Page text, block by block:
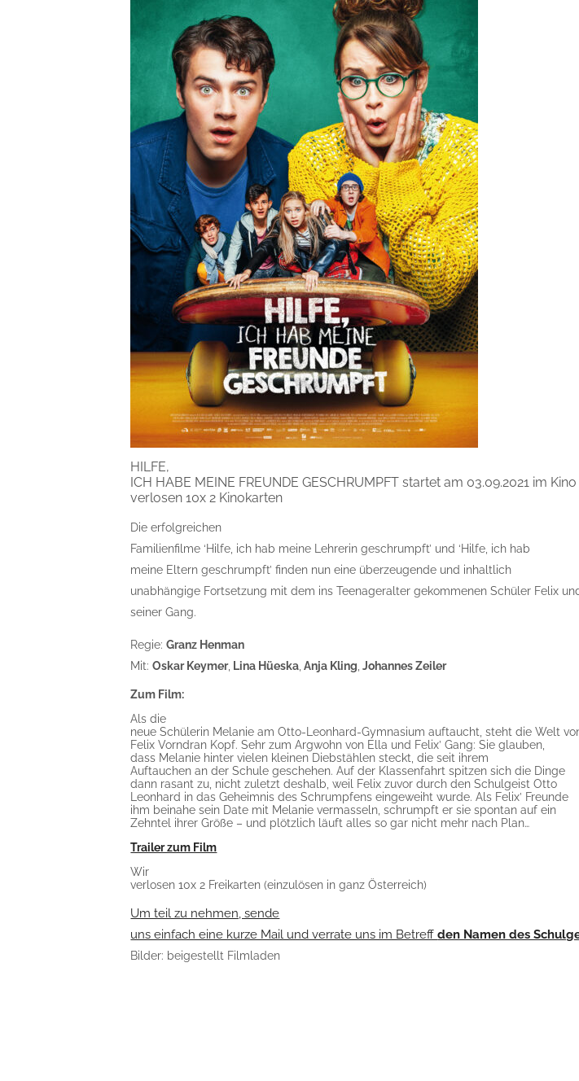
HILFE,
ICH HABE MEINE FREUNDE GESCHRUMPFT startet am 03.09.2021 im
verlosen 10x 2 Kinokarten
Die erfolgreichen
Familienfilme ‘Hilfe, ich hab meine Lehrerin geschrumpft’ und ‘Hilfe, ich hab
meine Eltern geschrumpft’ finden nun eine überzeugende und inhaltlich
unabhängige Fortsetzung mit dem ins Teenageralter gekommenen Schüler Felix
seiner Gang.
Regie:Granz Henman
Mit:Oskar Keymer, Lina Hüeska Anja Kling Johannes Zeiler
Zum Film:
Als die
neue Schülerin Melanie am Otto-Leonhard-Gymnasium auftaucht, steht die Welt
Felix Vorndran Kopf. Sehr zum Argwohn von Ella und Felix’ Gang: Sie glauben,
dass Melanie hinter vielen kleinen Diebstählen steckt, die seit ihrem
Auftauchen an der Schule geschehen. Auf der Klassenfahrt spitzen sich die Dinge
dann rasant zu, nicht zuletzt deshalb, weil Felix zuvor durch den Schulgeist Otto
Leonhard in das Geheimnis des Schrumpfens eingeweiht wurde. Als Felix’ Freunde
ihm beinahe sein Date mit Melanie vermasseln, schrumpft er sie spontan auf ein
Zehntel ihrer Größe – und plötzlich läuft alles so gar nicht mehr nach Plan…
Trailer zum Film
Wir
verlosen 10x 2 Freikarten (einzulösen in ganz Österreich)
Um teil zu nehmen, sende
uns einfach eine kurze Mail und verrate uns im Betreffden Namen des
Bilder: beigestellt Filmladen